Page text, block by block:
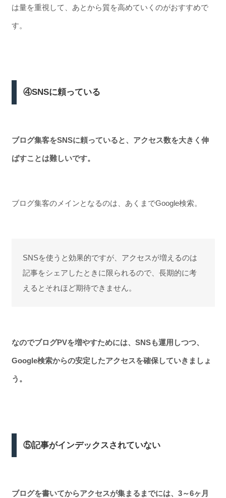
は量を重視して、あとから質を高めていくのがおすすめで
す。
④SNSに頼っている
ブログ集客をSNSに頼っていると、アクセス数を大きく伸
ばすことは難しいです。
ブログ集客のメインとなるのは、あくまでGoogle検索。
SNSを使うと効果的ですが、アクセスが増えるのは
記事をシェアしたときに限られるので、長期的に考
えるとそれほど期待できません。
なのでブログPVを増やすためには、SNSも運用しつつ、
Google検索からの安定したアクセスを確保していきましょ
う。
⑤記事がインデックスされていない
ブログを書いてからアクセスが集まるまでには、3～6ヶ月